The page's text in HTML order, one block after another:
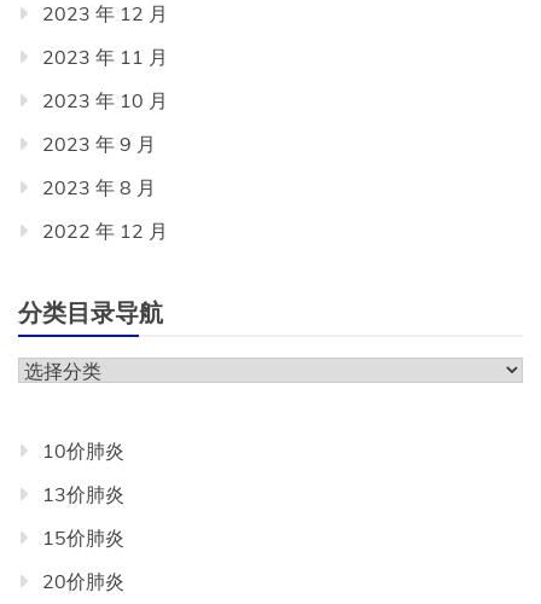
2023 年 12 月
2023 年 11 月
2023 年 10 月
2023 年 9 月
2023 年 8 月
2022 年 12 月
分类目录导航
分
导
航
10价肺炎
13价肺炎
15价肺炎
20价肺炎